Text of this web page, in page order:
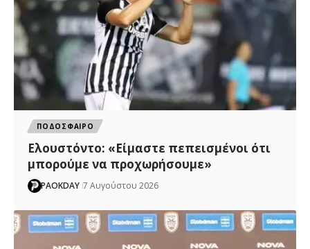
ΠΟΔΟΣΦΑΙΡΟ
Ελουστόντο: «Είμαστε πεπεισμένοι ότι
μπορούμε να προχωρήσουμε»
PAOKDAY 7 Αυγούστου 2026